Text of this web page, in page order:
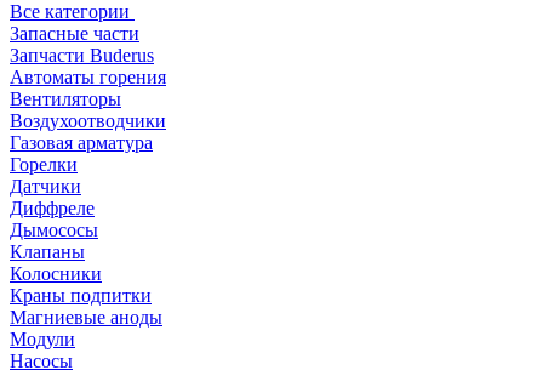
Все категории
Запасные части
Запчасти Buderus
Автоматы горения
Вентиляторы
Воздухоотводчики
Газовая арматура
Горелки
Датчики
Диффреле
Дымососы
Клапаны
Колосники
Краны подпитки
Магниевые аноды
Модули
Насосы